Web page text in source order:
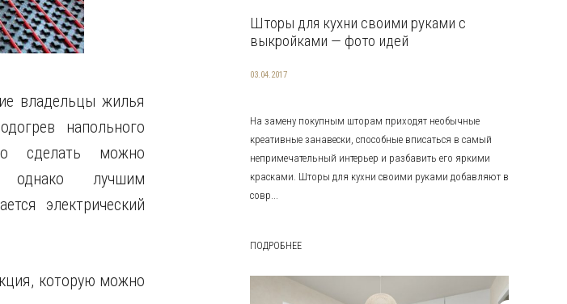
владельцы жилья
напольного
сделать можно
однако лучшим
электрический
которую можно
Шторы для кухни своими руками с
выкройками — фото идей
03.04.2017
На замену покупным шторам приходят необычные
креативные занавески, способные вписаться в самый
непримечательный интерьер и разбавить его яркими
красками. Шторы для кухни своими руками добавляют в
совр...
ПОДРОБНЕЕ